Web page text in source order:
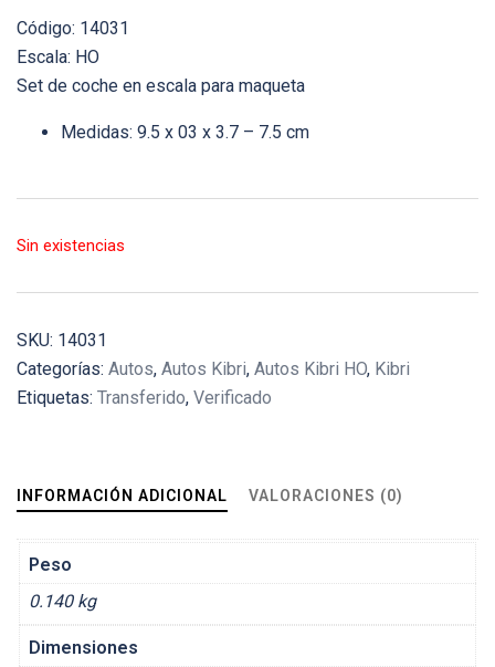
Código: 14031
Escala: HO
Set de coche en escala para maqueta
Medidas: 9.5 x 03 x 3.7 – 7.5 cm
Sin existencias
SKU: 14031
Categorías: Autos, Autos Kibri, Autos Kibri HO, Kibri
Etiquetas: Transferido, Verificado
INFORMACIÓN ADICIONAL VALORACIONES (0)
Peso
0.140 kg
Dimensiones